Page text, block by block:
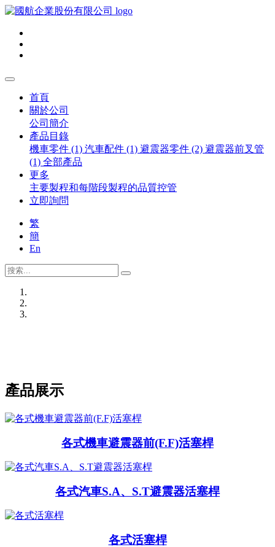
首頁
關於公司
公司簡介
產品目錄
機車零件 (1) 汽車配件 (1) 避震器零件 (2) 避震器前叉管
(1) 全部產品
更多
主要製程和每階段製程的品質控管
立即詢問
繁
簡
En
產品展示
各式機車避震器前(F.F)活塞桿
各式汽車S.A、S.T避震器活塞桿
各式活塞桿